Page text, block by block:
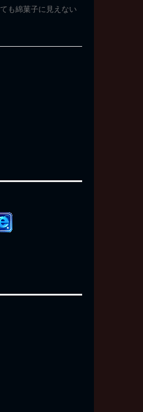
も綿菓子に見えない